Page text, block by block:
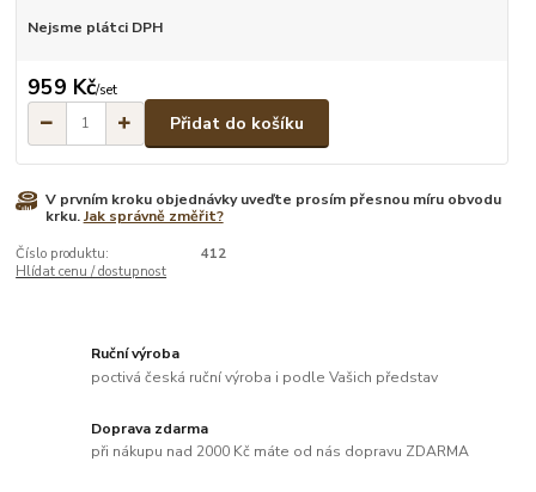
Nejsme plátci DPH
959 Kč/set
Přidat do košíku
V prvním kroku objednávky uveďte prosím přesnou míru obvodu
krku.Jak správně změřit?
Číslo produktu:
412
Hlídat cenu / dostupnost
Ruční výroba
poctivá česká ruční výroba i podle Vašich představ
Doprava zdarma
při nákupu nad 2000 Kč máte od nás dopravu ZDARMA